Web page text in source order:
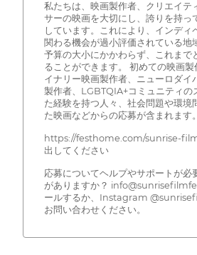
私たちは、映画製作者、クリエイテ
サーの映画を大切にし、誇りを持っ
しています。これにより、インディ
関わる機会が過小評価されている地
予算の大小にかかわらず、これまで
ることができます。 初めての映画
イナリー映画製作者、ニューロダイ
製作者、LGBTQIA+コミュニティの
た経験を持つ人々、社会問題や環境
た映画などからの応募が含まれます。
https://festhome.com/sunrise-
出してください
応募についてヘルプやサポートが必
がありますか？
ールするか、Instagram
お問い合わせください。